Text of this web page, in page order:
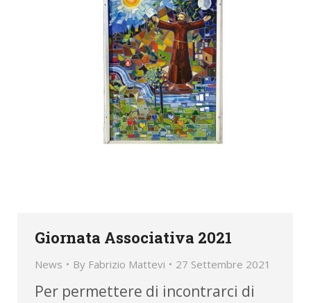
Giornata Associativa 2021
News By Fabrizio Mattevi 27 Settembre 2021
Per permettere di incontrarci di